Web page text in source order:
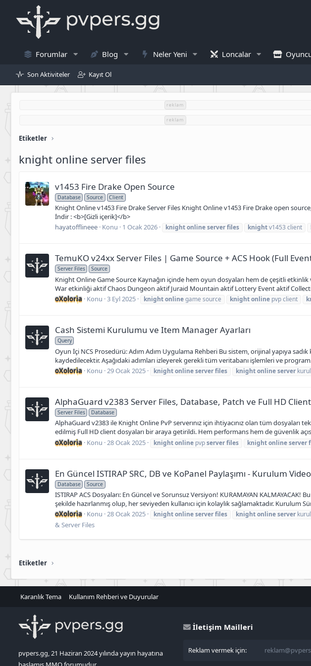
Forumlar Blog Neler Yeni Loncalar
Son Aktiviteler Kayıt Ol
reklam
reklam
Etiketler
knight online server files
v1453 Fire Drake Open Source
Database Source Client
Knight Online v1453 Fire Drake Server Files Knight Online v1453 Fire Drake open
İndir : <b>[Gizli içerik]</b>
hayatofflineee Konu 1 Ocak 2026 knightonlineserverfiles knightv1453 client
TemuKO v24xx Server Files | Game Source + ACS Hook (Full
Server Files Source
Knight Online Game Source Kaynağın içinde hem oyun dosyaları hem de çeşitli
War etkinliği aktif Chaos Dungeon aktif Juraid Mountain aktif Lottery Event aktif
oXoloria Konu 3 Eyl 2025 knightonlinegame source knightonline pvp client
Cash Sistemi Kurulumu ve Item Manager Ayarları
Query
Oyun İçi NCS Prosedürü: Adım Adım Uygulama Rehberi Bu sistem, orijinal yapıya
kaydedilecektir. Aşağıdaki adımları izleyerek gerekli tüm veritabanı işlemleri ve
oXoloria Konu 29 Ocak 2025 knightonlineserverfiles knightonlineserver
AlphaGuard v2383 Server Files, Database, Patch ve Full HD
Server Files Database
AlphaGuard v2383 ile Knight Online PvP serverınız için ihtiyacınız olan tüm
edilmiş Full HD client dosyaları bir araya getirildi. Hem performans hem de güvenlik
oXoloria Konu 28 Ocak 2025 knightonline pvpserverfiles knightonlineserver
En Güncel ISTIRAP SRC, DB ve KoPanel Paylaşımı - Kurulum
Database Source
ISTIRAP ACS Dosyaları: En Güncel ve Sorunsuz Versiyon! KURAMAYAN
şekilde hazırlanmış olup, her seviyeden kullanıcı için kolaylık sağlamaktadır. Kurulum
oXoloria Konu 28 Ocak 2025 knightonlineserverfiles knightonlineserver
& Server Files
Etiketler
Karanlık Tema Kullanım Rehberi ve Duyurular
pvpers.gg, 21 Haziran 2024 yılında yayın hayatına
İletişim Mailleri
Reklam vermek için: